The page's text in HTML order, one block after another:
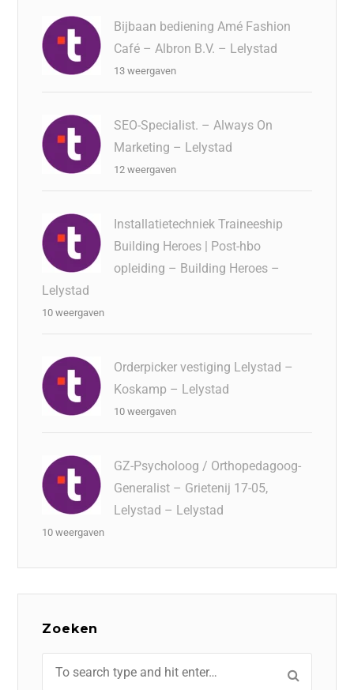
Bijbaan bediening Amé Fashion
Café – Albron B.V. – Lelystad
13 weergaven
SEO-Specialist. – Always On
Marketing – Lelystad
12 weergaven
Installatietechniek Traineeship
Building Heroes | Post-hbo
opleiding – Building Heroes –
Lelystad
10 weergaven
Orderpicker vestiging Lelystad –
Koskamp – Lelystad
10 weergaven
GZ-Psycholoog / Orthopedagoog-
Generalist – Grietenij 17-05,
Lelystad – Lelystad
10 weergaven
Zoeken